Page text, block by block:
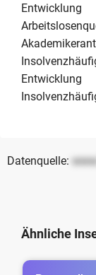
Entwicklung
Entwicklung
Datenquelle:
Ähnliche